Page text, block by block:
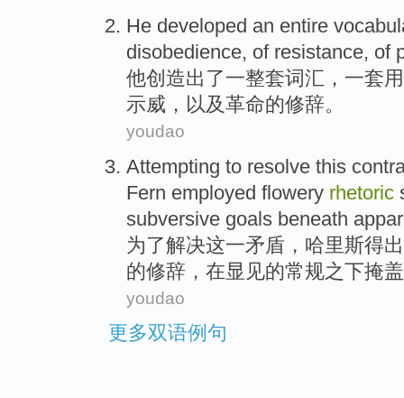
He developed an entire
disobedience, of resistance, of
他创造出了一整套词汇 ， 一套
示威 ， 以及革命的修辞。
youdao
Attempting to resolve this
Fern employed flowery rhetoric
subversive goals beneath
为了解决这一矛盾 ， 哈里斯得
的修辞 ， 在显见的常规之下掩盖
youdao
更多双语例句